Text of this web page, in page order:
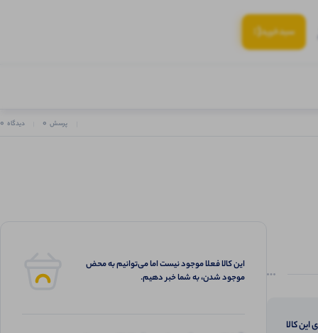
سبد‌خرید(:
پرسش 0 دیدگاه 0
این کالا
این کالا فعلا موجود نیست اما می‌توانیم به محض
موجود شدن، به شما خبر دهیم.